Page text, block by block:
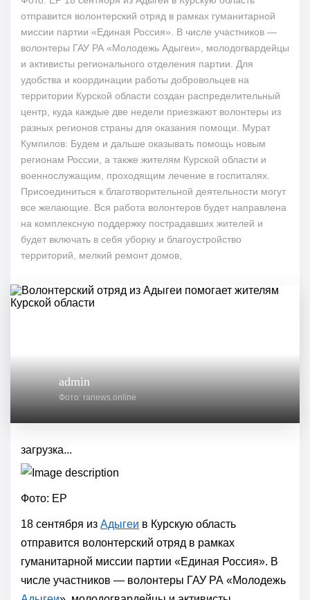
отправится волонтерский отряд в рамках гуманитарной
миссии партии «Единая Россия». В числе участников —
волонтеры ГАУ РА «Молодежь Адыгеи», молодогвардейцы
и активисты регионального отделения партии. Для
удобства и координации работы добровольцев на
территории Курской области создан распределительный
центр, куда каждые две недели приезжают волонтеры из
разных регионов страны для оказания помощи. Мурат
Кумпилов: Будем и дальше оказывать помощь новым
регионам России, а также жителям Курской области и
военнослужащим, проходящим лечение в госпиталях.
Присоединиться к благотворительной деятельности могут
все желающие. Вся работа волонтеров будет направлена
на комплексную поддержку пострадавших жителей и
будет включать в себя уборку и благоустройство
территорий, мелкий ремонт домов,
admin
Фото: ranews.online
загрузка...
Фото: ЕР
18 сентября из Адыгеи в Курскую область
отправится волонтерский отряд в рамках
гуманитарной миссии партии «Единая Россия». В
числе участников — волонтеры ГАУ РА «Молодежь